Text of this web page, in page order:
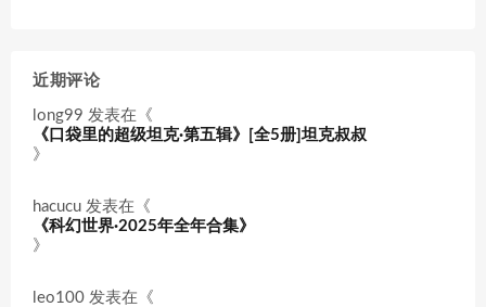
近期评论
long99 发表在《
《口袋里的超级坦克·第五辑》[全5册]坦克叔叔
》
hacucu 发表在《
《科幻世界·2025年全年合集》
》
leo100 发表在《